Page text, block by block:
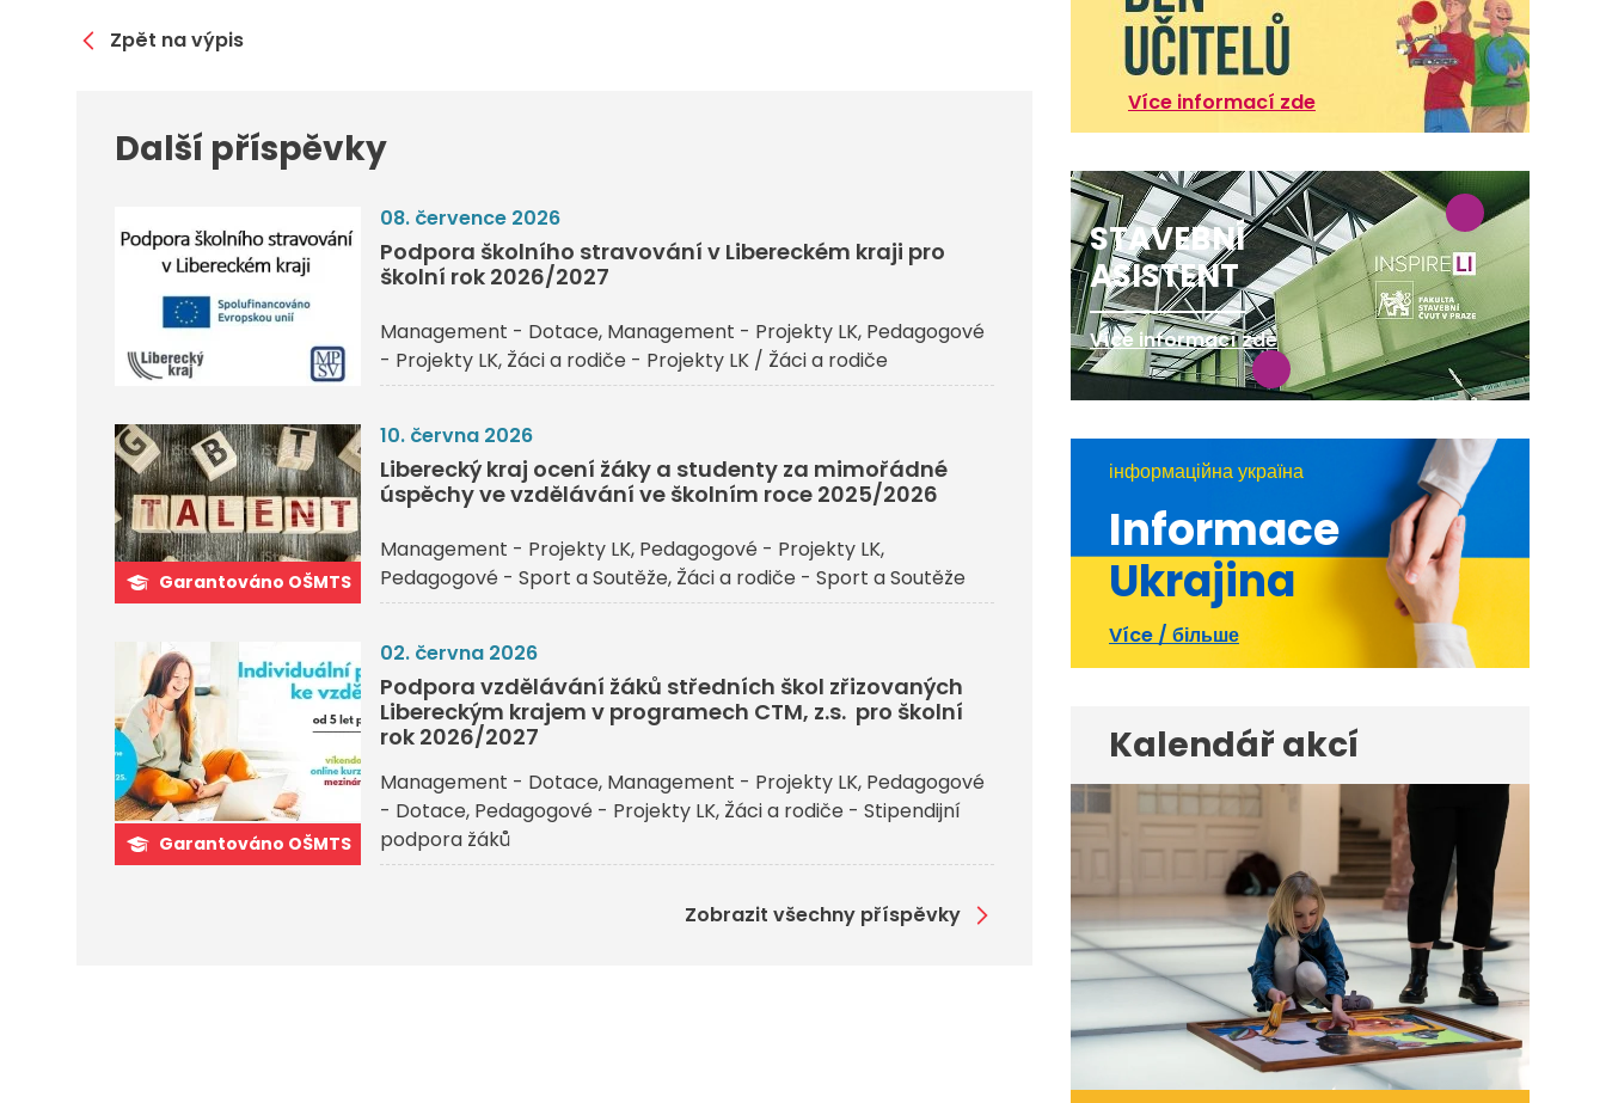
Zpět na výpis
Další příspěvky
08. července 2026
Podpora školního stravování v Libereckém kraji pro
školní rok 2026/2027
Management - Dotace Management - Projekty LK Pedagogové
- Projekty LK Žáci a rodiče - Projekty LK / Žáci a rodiče
Garantováno OŠMTS
10. června 2026
Liberecký kraj ocení žáky a studenty za mimořádné
úspěchy ve vzdělávání ve školním roce 2025/2026
Management - Projekty LK Pedagogové - Projekty LK
Pedagogové - Sport a Soutěže Žáci a rodiče - Sport a Soutěže
Garantováno OŠMTS
02. června 2026
Podpora vzdělávání žáků středních škol zřizovaných
Libereckým krajem v programech CTM, z.s. pro školní
rok 2026/2027
Management - Dotace Management - Projekty LK Pedagogové
- Dotace Pedagogové - Projekty LK Žáci a rodiče - Stipendijní
podpora žáků
Zobrazit všechny příspěvky
Více informací zde
STAVEBNÍ
ASISTENT
Více informací zde
інформаційна україна
Informace
Ukrajina
Více / більше
Kalendář akcí